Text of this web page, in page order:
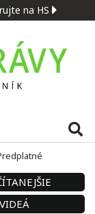
na HS
VIDEÁ